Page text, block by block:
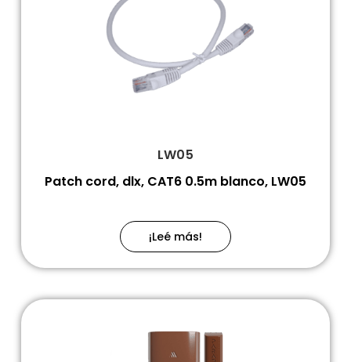
LW05
Patch cord, dlx, CAT6 0.5m blanco, LW05
¡Leé más!